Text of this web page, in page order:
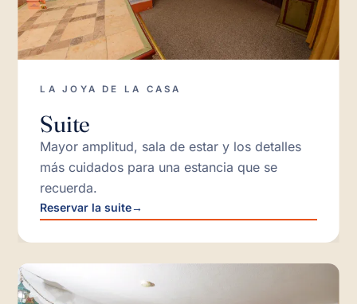
LA JOYA DE LA CASA
Suite
Mayor amplitud, sala de estar y los detalles
más cuidados para una estancia que se
recuerda.
Reservar la suite→